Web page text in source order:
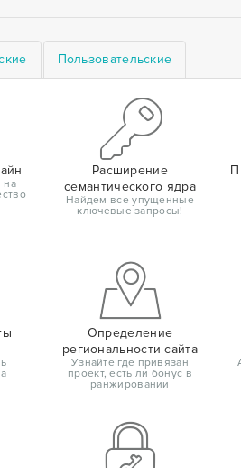
Пользовательские
на
Расширение
семантического ядра
Найдем все упущенные
ключевые запросы!
Определение
региональности сайта
Узнайте где привязан
проект, есть ли бонус в
ранжировании